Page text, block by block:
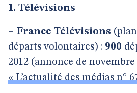
1. Télévisions
– France Télévisions
départs volontaires) : 900
2012 (annonce de
« L’actualité des médias n°